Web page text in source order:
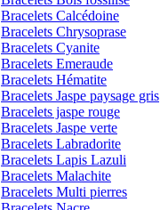
Bracelets Calcédoine
Bracelets Chrysoprase
Bracelets Cyanite
Bracelets Emeraude
Bracelets Hématite
Bracelets Jaspe paysage gris
Bracelets jaspe rouge
Bracelets Jaspe verte
Bracelets Labradorite
Bracelets Lapis Lazuli
Bracelets Malachite
Bracelets Multi pierres